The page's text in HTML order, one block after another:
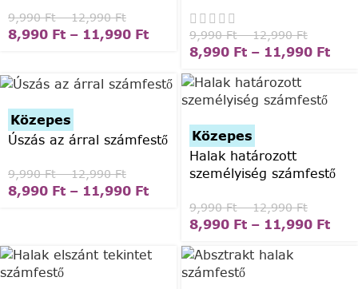
9,990Ft – 12,990Ft
8,990 Ft – 11,990 Ft 9,990Ft – 12,990Ft
8,990 Ft – 11,990 Ft
Közepes
Úszás az árral számfestő
9,990Ft – 12,990Ft
8,990 Ft – 11,990 Ft
Közepes
Halak határozott
személyiség számfestő
9,990Ft – 12,990Ft
8,990 Ft – 11,990 Ft